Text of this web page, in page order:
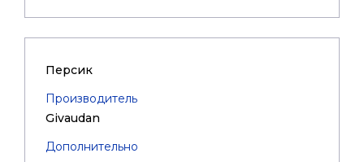
Персик
Производитель
Givaudan
Дополнительно